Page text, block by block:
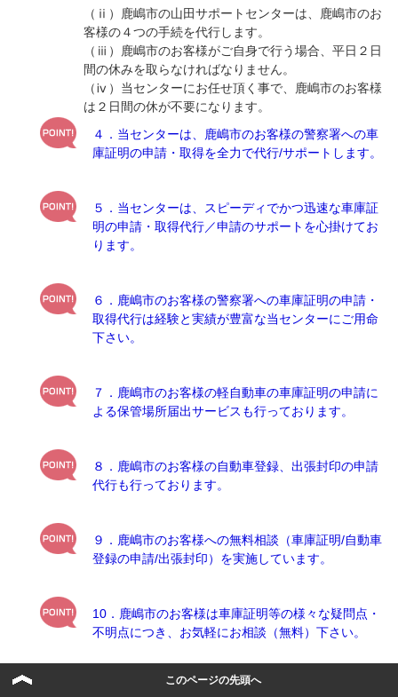
（ⅱ）鹿嶋市の山田サポートセンターは、鹿嶋市のお
客様の４つの手続を代行します。
（ⅲ）鹿嶋市のお客様がご自身で行う場合、平日２日
間の休みを取らなければなりません。
（ⅳ）当センターにお任せ頂く事で、鹿嶋市のお客様
は２日間の休が不要になります。
４．当センターは、鹿嶋市のお客様の警察署への車
庫証明の申請・取得を全力で代行/サポートします。
５．当センターは、スピーディでかつ迅速な車庫証
明の申請・取得代行／申請のサポートを心掛けてお
ります。
６．鹿嶋市のお客様の警察署への車庫証明の申請・
取得代行は経験と実績が豊富な当センターにご用命
下さい。
７．鹿嶋市のお客様の軽自動車の車庫証明の申請に
よる保管場所届出サービスも行っております。
８．鹿嶋市のお客様の自動車登録、出張封印の申請
代行も行っております。
９．鹿嶋市のお客様への無料相談（車庫証明/自動車
登録の申請/出張封印）を実施しています。
10．鹿嶋市のお客様は車庫証明等の様々な疑問点・
不明点につき、お気軽にお相談（無料）下さい。
このページの先頭へ